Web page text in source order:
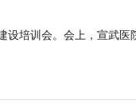
培训会。会上，宣武